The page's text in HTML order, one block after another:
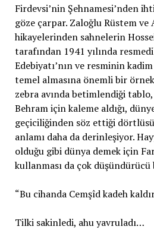
Firdevsi’nin Şehnamesi’nden
göze çarpar. Zaloğlu Rüstem ve
hikayelerinden sahnelerin
tarafından 1941 yılında
Edebiyatı’nın ve resminin
temel almasına önemli bir
zebra avında betimlendiği tablo,
Behram için kaleme aldığı,
geçiciliğinden söz ettiği
anlamı daha da derinleşiyor.
olduğu gibi dünya demek için
kullanması da çok düşündürücü
“Bu cihanda Cemşîd kadeh
Tilki sakinledi, ahu yavruladı…